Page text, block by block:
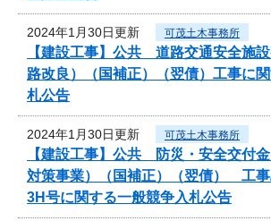
2024年1月30日更新 可茂土木事務所
【建設工事】公共 道路交通安全施
路改良）（国補正）（翌債）工事に
札公告
2024年1月30日更新 可茂土木事務所
【建設工事】公共 防災・安全交付
対策事業）（国補正）（翌債） 工
3H号に関する一般競争入札公告